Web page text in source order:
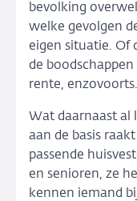
bevolking
welke gevolgen
eigen situatie. Of
de
rente, enzovoorts.
Wat daarnaast al
aan de basis
passende
en senioren, ze
kennen iemand